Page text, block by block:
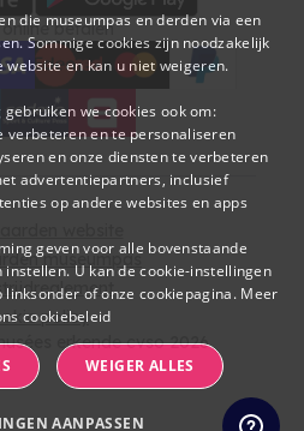
betalen
American Express
bancontact
visa
Edenred
mc
paypal
kbc
Sodexo Cultuurcheques
belfius
erkende cvso 2026
museumpas
policy
DUTCH
FRENCH
die museumpas en derden via een
Sommige cookies zijn noodzakelijk
website en kan u niet weigeren.
we cookies ook om:
verbeteren en te personaliseren
en onze diensten te verbeteren
advertentiepartners, inclusief
op andere websites en apps
geven voor alle bovenstaande
U kan de cookie-instellingen
of onze cookiepagina. Meer
cookiebeleid
WEIGER ALLES
AANPASSEN